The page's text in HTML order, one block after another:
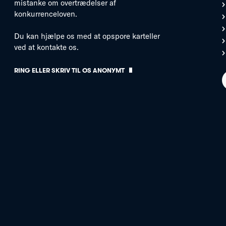
mistanke om overtrædelser af
konkurrenceloven.
Du kan hjælpe os med at opspore karteller
ved at kontakte os.
RING ELLER SKRIV TIL OS ANONYMT